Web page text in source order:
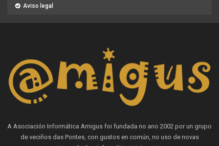
Aviso legal
A Asociación Informática Amigus foi fundada no ano 2002 por un grupo
de veciños das Pontes, con gustos en común, no uso de novas